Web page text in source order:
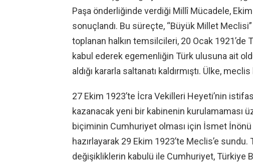
Paşa önderliğinde verdiği Millî Mücadele,
sonuçlandı. Bu süreçte, “Büyük Millet Meclisi”
toplanan halkın temsilcileri, 20 Ocak 1921’de
kabul ederek egemenliğin Türk ulusuna ait
aldığı kararla saltanatı kaldırmıştı. Ülke,
27 Ekim 1923’te İcra Vekilleri Heyeti’nin
kazanacak yeni bir kabinenin kurulamaması
biçiminin Cumhuriyet olması için İsmet
hazırlayarak 29 Ekim 1923’te Meclis’e sundu.
değişikliklerin kabulü ile Cumhuriyet, Türkiye